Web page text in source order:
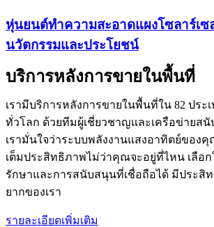
หุ่นยนต์ทำความสะอาดแผงโซลาร์เซ
นวัตกรรมและประโยชน์
บริการหลังการขายในพื้นที่
เรามีบริการหลังการขายในพื้นที่ใน 82 ประเ
ทั่วโลก ด้วยทีมผู้เชี่ยวชาญและเครือข่ายส
เรามั่นใจว่าระบบพลังงานแสงอาทิตย์ของ
เต็มประสิทธิภาพไม่ว่าคุณจะอยู่ที่ไหน เลือก
รักษาและการสนับสนุนที่เชื่อถือได้ มีประสิ
ยากของเรา
รายละเอียดเพิ่มเติม